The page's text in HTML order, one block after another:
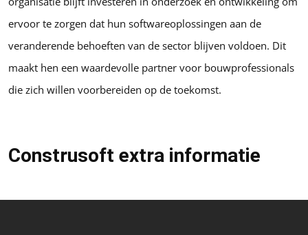
ervoor te zorgen dat hun softwareoplossingen aan de
veranderende behoeften van de sector blijven voldoen. Dit
maakt hen een waardevolle partner voor bouwprofessionals
die zich willen voorbereiden op de toekomst.
Construsoft extra informatie